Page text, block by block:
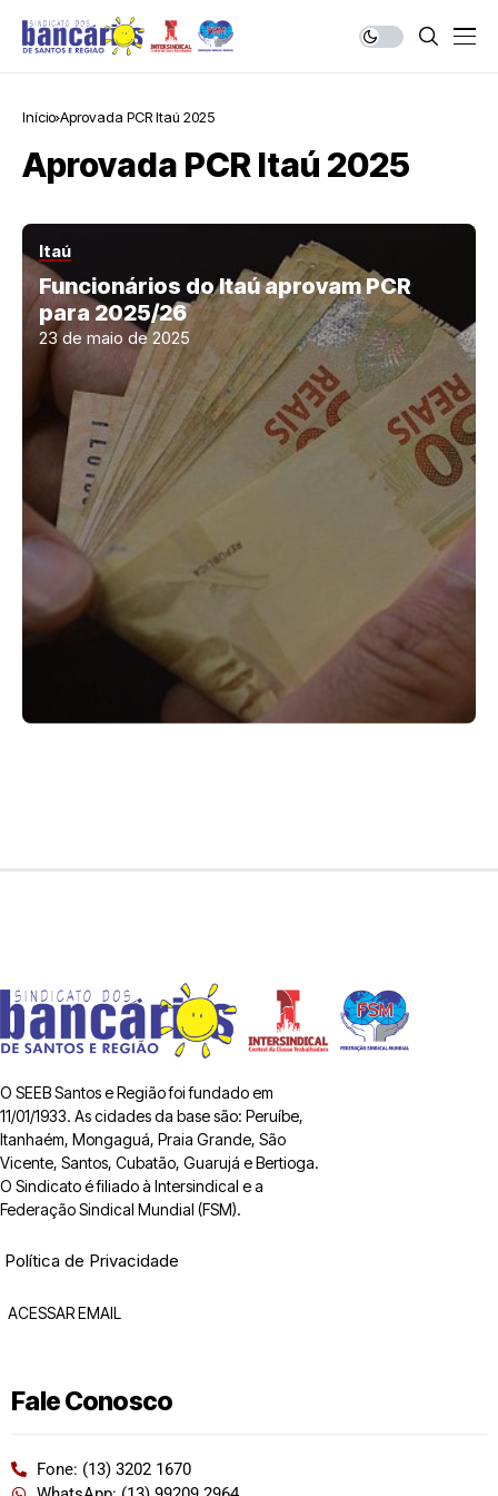
Início Aprovada PCR Itaú 2025
Aprovada PCR Itaú 2025
Itaú
Funcionários do Itaú aprovam PCR
para 2025/26
23 de maio de 2025
O SEEB Santos e Região foi fundado em
11/01/1933. As cidades da base são: Peruíbe,
Itanhaém, Mongaguá, Praia Grande, São
Vicente, Santos, Cubatão, Guarujá e Bertioga.
O Sindicato é filiado à Intersindical e a
Federação Sindical Mundial (FSM).
Política de Privacidade
ACESSAR EMAIL
Fale Conosco
Fone: (13) 3202 1670